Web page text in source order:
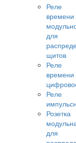
Реле
времени
для
щитов
Реле
времени
Реле
Розетка
для